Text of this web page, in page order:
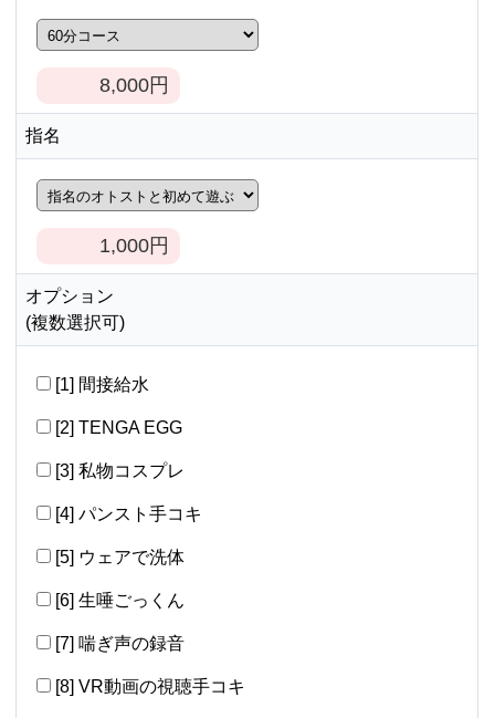
8,000円
指名
1,000円
オプション
(複数選択可)
[1] 間接給水
[2] TENGA EGG
[3] 私物コスプレ
[4] パンスト手コキ
[5] ウェアで洗体
[6] 生唾ごっくん
[7] 喘ぎ声の録音
[8] VR動画の視聴手コキ